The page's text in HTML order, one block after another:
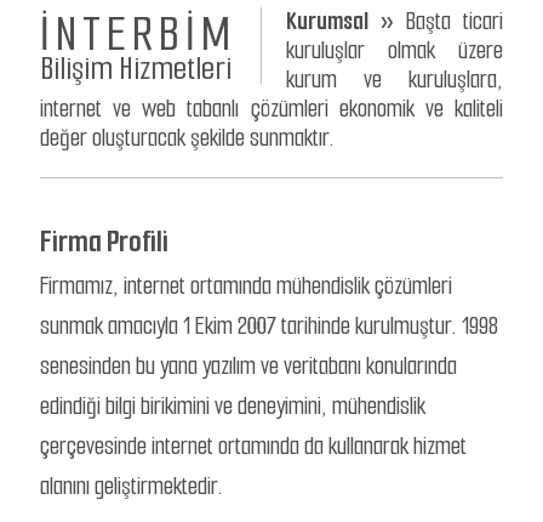
Web sitemizde yayınlanan paketlerin dışındasize özel
web hostingpaketleri de oluşturulabilir.
İNTERBİM
Bilişim Hizmetleri
Kurumsal » Başta ticari
kuruluşlar olmak üzere
kurum ve kuruluşlara,
internet ve web tabanlı çözümleri ekonomik ve kaliteli
değer oluşturacak şekilde sunmaktır.
Firma Profili
Firmamız, internet ortamında mühendislik çözümleri
sunmak amacıyla 1 Ekim 2007 tarihinde kurulmuştur. 1998
senesinden bu yana yazılım ve veritabanı konularında
edindiği bilgi birikimini ve deneyimini, mühendislik
çerçevesinde internet ortamında da kullanarak hizmet
alanını geliştirmektedir.